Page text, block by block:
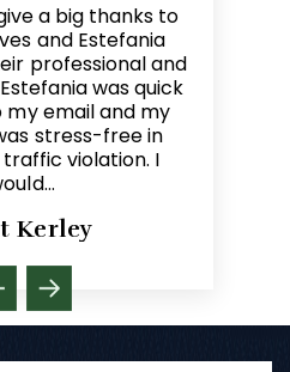
a big thanks to
and Estefania
professional and
was quick
email and my
stress-free in
violation. I
Kerley